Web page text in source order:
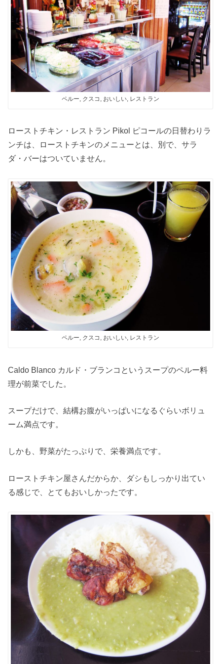
ペルー, クスコ, おいしい, レストラン
ローストチキン・レストラン Pikol ピコールの日替わりラ
ンチは、ローストチキンのメニューとは、別で、サラ
ダ・バーはついていません。
ペルー, クスコ, おいしい, レストラン
Caldo Blanco カルド・ブランコというスープのペルー料
理が前菜でした。
スープだけで、結構お腹がいっぱいになるぐらいボリュ
ーム満点です。
しかも、野菜がたっぷりで、栄養満点です。
ローストチキン屋さんだからか、ダシもしっかり出てい
る感じで、とてもおいしかったです。